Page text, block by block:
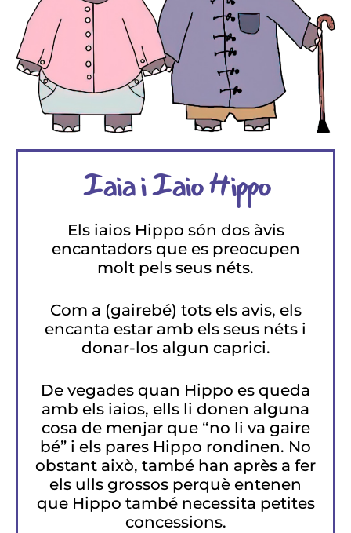
Iaia i Iaio Hippo
Els iaios Hippo són dos àvis
encantadors que es preocupen
molt pels seus néts.
Com a (gairebé) tots els avis, els
encanta estar amb els seus néts i
donar-los algun caprici.
De vegades quan Hippo es queda
amb els iaios, ells li donen alguna
cosa de menjar que “no li va gaire
bé” i els pares Hippo rondinen. No
obstant això, també han après a fer
els ulls grossos perquè entenen
que Hippo també necessita petites
concessions.